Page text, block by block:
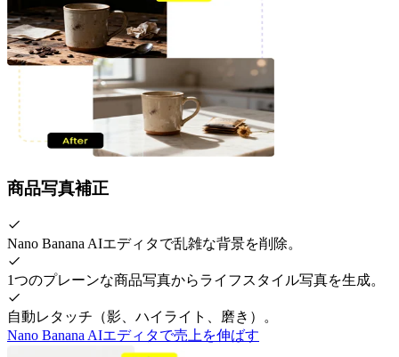
商品写真補正
Nano Banana AIエディタで乱雑な背景を削除。
1つのプレーンな商品写真からライフスタイル写真を生成。
自動レタッチ（影、ハイライト、磨き）。
Nano Banana AIエディタで売上を伸ばす